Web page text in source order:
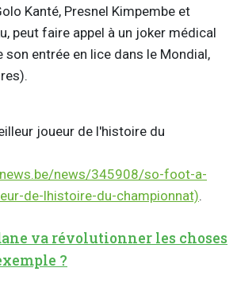
Kanté, Presnel Kimpembe et
peut faire appel à un joker médical
son entrée en lice dans le Mondial,
joueur de l'histoire du
news/345908/so-foot-a-
de-lhistoire-du-championnat).
va révolutionner les choses
?